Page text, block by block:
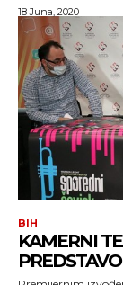
18 Juna, 2020
BIH
KAMERNI